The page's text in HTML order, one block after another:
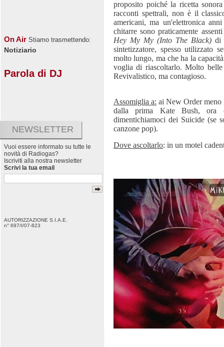
On Air Stiamo trasmettendo:
Notiziario
Parola di DJ
NEWSLETTER
Vuoi essere informato su tutte le
novità di Radiogas?
Iscriviti alla nostra newsletter
Scrivi la tua email
AUTORIZZAZIONE S.I.A.E.
n° 697/I/07-823
proposito poiché la ricetta
racconti spettrali, non è il
americani, ma un'elettronica
chitarre sono praticamente
Hey My My (Into The Black) di
sintetizzatore, spesso utilizzato
molto lungo, ma che ha la
voglia di riascoltarlo.Molto
Revivalistico, ma contagioso.
Assomiglia a: ai New Order meno
dalla prima Kate Bush,
dimentichiamoci dei Suicide (se
canzone pop).
Dove ascoltarlo: in un motel